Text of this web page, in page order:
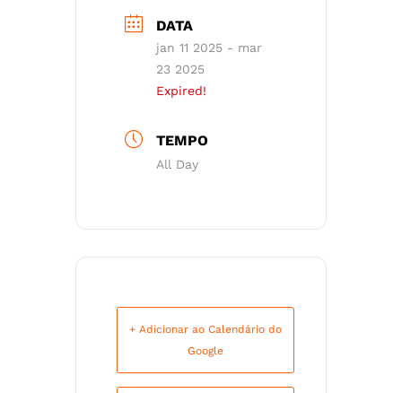
DATA
jan 11 2025 - mar
23 2025
Expired!
TEMPO
All Day
+ Adicionar ao Calendário do
Google